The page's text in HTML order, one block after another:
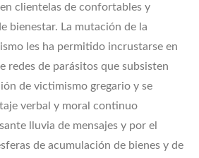
clientelas de confortables y
bienestar. La mutación de la
les ha permitido incrustarse en
redes de parásitos que subsisten
de victimismo gregario y se
verbal y moral continuo
lluvia de mensajes y por el
de acumulación de bienes y de